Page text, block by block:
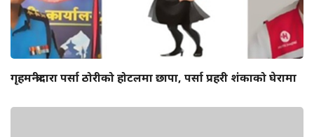
गृहमन्त्रीदारा पर्सा ठोरीको होटलमा छापा, पर्सा प्रहरी शंकाको घेरामा